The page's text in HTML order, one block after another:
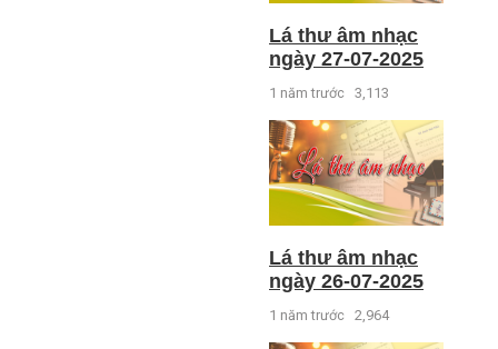
Lá thư âm nhạc
ngày 27-07-2025
1 năm trước 3,113
Lá thư âm nhạc
ngày 26-07-2025
1 năm trước 2,964